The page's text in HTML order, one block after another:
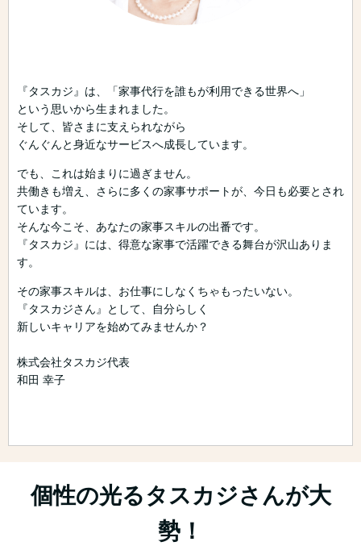
『タスカジ』は、「家事代行を誰もが利用できる世界へ」
という思いから生まれました。
そして、皆さまに支えられながら
ぐんぐんと身近なサービスへ成長しています。
でも、これは始まりに過ぎません。
共働きも増え、さらに多くの家事サポートが、今日も必要とされ
ています。
そんな今こそ、あなたの家事スキルの出番です。
『タスカジ』には、得意な家事で活躍できる舞台が沢山ありま
す。
その家事スキルは、お仕事にしなくちゃもったいない。
『タスカジさん』として、自分らしく
新しいキャリアを始めてみませんか？
株式会社タスカジ代表
和田 幸子
個性の光るタスカジさんが大
勢！